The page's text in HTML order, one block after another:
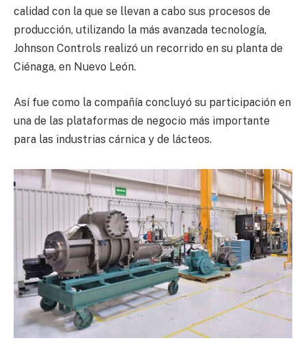
calidad con la que se llevan a cabo sus procesos de
producción, utilizando la más avanzada tecnología,
Johnson Controls realizó un recorrido en su planta de
Ciénaga, en Nuevo León.
Así fue como la compañía concluyó su participación en
una de las plataformas de negocio más importante
para las industrias cárnica y de lácteos.